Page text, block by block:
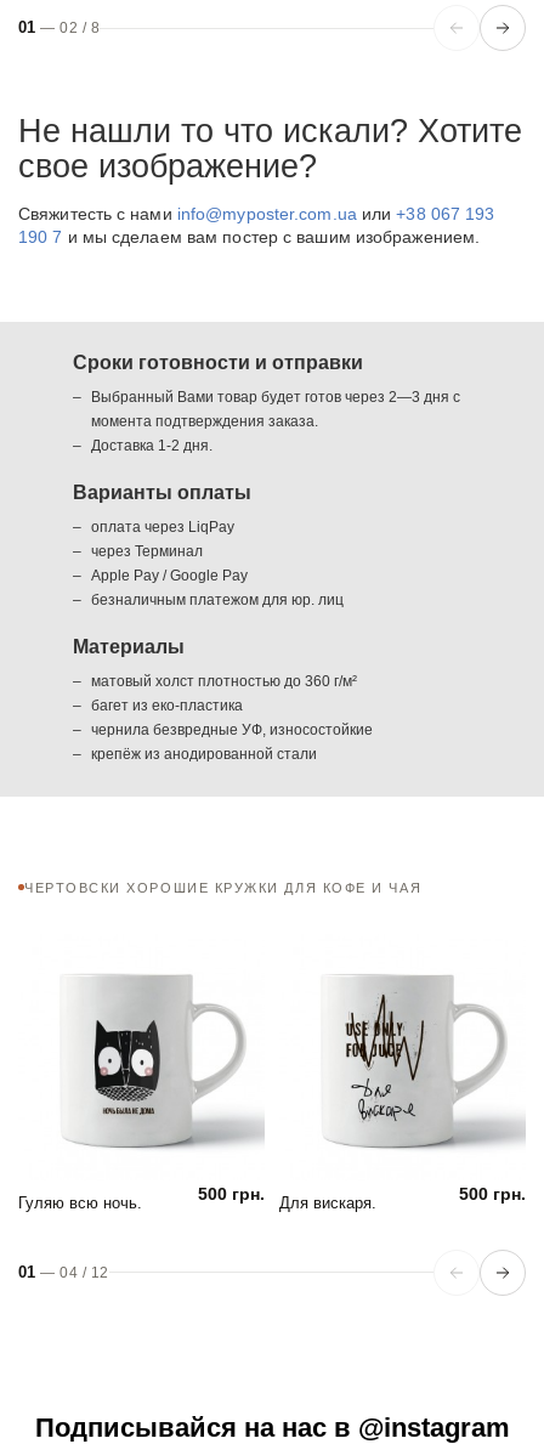
01 —02 / 8
Не нашли то что искали? Хотите
свое изображение?
Свяжитесть с нами info@myposter.com.ua или+38 067 193
190 7 и мы сделаем вам постер с вашим изображением.
Сроки готовности и отправки
Выбранный Вами товар будет готов через 2—3 дня с
момента подтверждения заказа.
Доставка 1-2 дня.
Варианты оплаты
оплата через LiqPay
через Терминал
Apple Pay / Google Pay
безналичным платежом для юр. лиц
Материалы
матовый холст плотностью до 360 г/м²
багет из еко-пластика
чернила безвредные УФ, износостойкие
крепёж из анодированной стали
ЧЕРТОВСКИ ХОРОШИЕ КРУЖКИ ДЛЯ КОФЕ И ЧАЯ
Гуляю всю ночь. 500 грн. Для вискаря. 500 грн.
01 —04 / 12
Подписывайся на нас в @instagram